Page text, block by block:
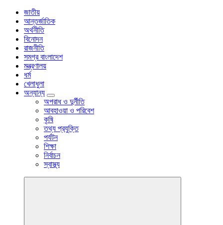
জাতীয়
আন্তর্জাতিক
অর্থনীতি
বিনোদন
রাজনীতি
সমগ্র বাংলাদেশ
মন্ত্রণালয়
ধর্ম
খেলাধুলা
অন্যান্য
অপরাধ ও দুর্নীতি
আবহাওয়া ও পরিবেশ
কৃষি
তথ্য প্রযুক্তি
পর্যটন
শিক্ষা
নির্বাচন
স্বাস্থ্য